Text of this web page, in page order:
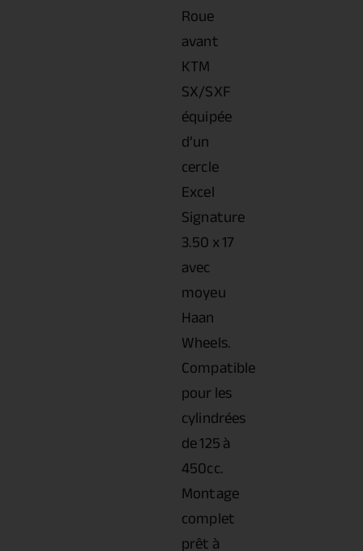
Roue
avant
KTM
SX/SXF
équipée
d’un
cercle
Excel
Signature
3.50 x 17
avec
moyeu
Haan
Wheels.
Compatible
pour les
cylindrées
de 125 à
450cc.
Montage
complet
prêt à